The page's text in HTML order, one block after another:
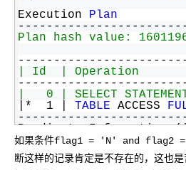
Execution Plan
Plan hash value:
| Id  | Operation
|   0 | SELECT
|*  1 | TABLE ACCESS
Predicate Information
   1 - filter("FLAG2"=
如果条件flag1 = 'N' and flag2 =
断这样的记录肯定是不存在的，这也是